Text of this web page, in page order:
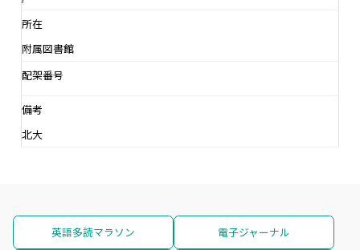
所在
附属図書館
配架番号
備考
北大
英語多読マラソン 電子ジャーナル